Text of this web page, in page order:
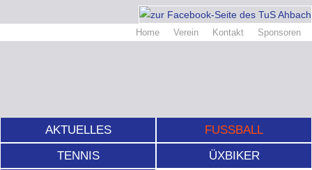
Home Verein Kontakt Sponsoren
AKTUELLES
FUSSBALL
TENNIS
ÜXBIKER